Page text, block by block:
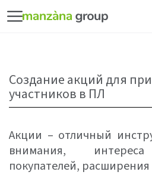
Создание акций для
участников в ПЛ
Акции – отличный
внимания,
покупателей,